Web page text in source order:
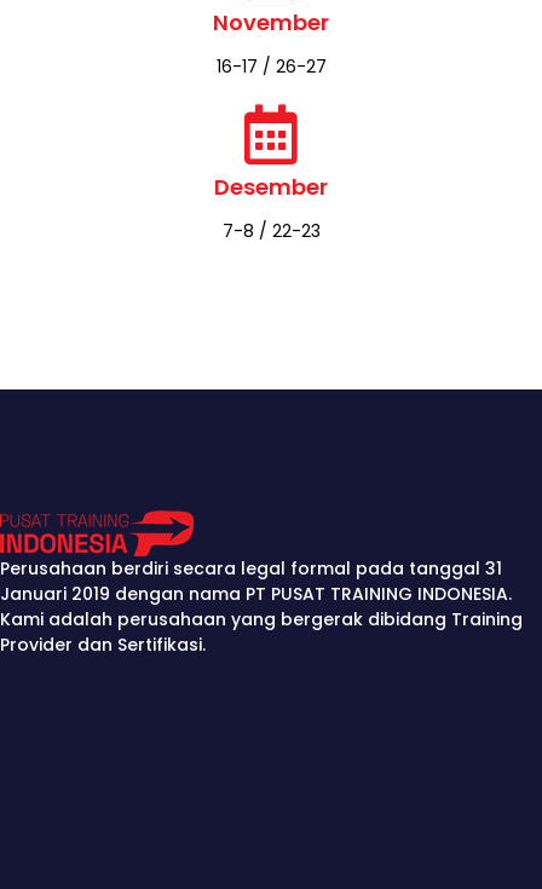
Oktober
12-13 / 26-27
November